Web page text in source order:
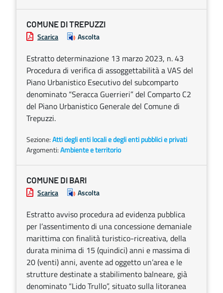
COMUNE DI TREPUZZI
Scarica Ascolta
Estratto determinazione 13 marzo 2023, n. 43
Procedura di verifica di assoggettabilità a VAS del
Piano Urbanistico Esecutivo del subcomparto
denominato “Seracca Guerrieri” del Comparto C2
del Piano Urbanistico Generale del Comune di
Trepuzzi.
Sezione:Atti degli enti locali e degli enti pubblici e privati
Argomenti:Ambiente e territorio
COMUNE DI BARI
Scarica Ascolta
Estratto avviso procedura ad evidenza pubblica
per l’assentimento di una concessione demaniale
marittima con finalità turistico-ricreativa, della
durata minima di 15 (quindici) anni e massima di
20 (venti) anni, avente ad oggetto un’area e le
strutture destinate a stabilimento balneare, già
denominato “Lido Trullo”, situato sulla litoranea